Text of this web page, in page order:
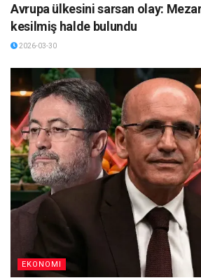
Avrupa ülkesini sarsan olay: Mezar
kesilmiş halde bulundu
2026-03-30
EKONOMI